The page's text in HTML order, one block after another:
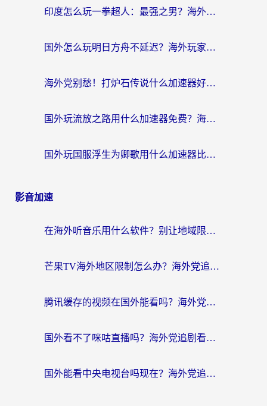
印度怎么玩一拳超人：最强之男？海外党国服游戏加速避坑指南
国外怎么玩明日方舟不延迟？海外玩家国服游戏加速终极指南（附DNF梦幻诛仙解决方案）
海外党别愁！打炉石传说什么加速器好用？3个实用技巧解决国服游戏卡顿
国外玩流放之路用什么加速器免费？海外党亲测有效的国服游戏加速指南
国外玩国服浮生为卿歌用什么加速器比较好？海外党亲测不踩坑指南
影音加速
在海外听音乐用什么软件？别让地域限制断了你的华语歌单
芒果TV海外地区限制怎么办？海外党追剧看片的实用加速器选择指南
腾讯缓存的视频在国外能看吗？海外党追剧看片的终极解决方案
国外看不了咪咕直播吗？海外党追剧看片的加速器选择指南
国外能看中央电视台吗现在？海外党追剧看央视的实用指南